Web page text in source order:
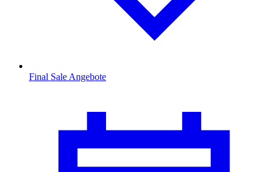
Final Sale Angebote